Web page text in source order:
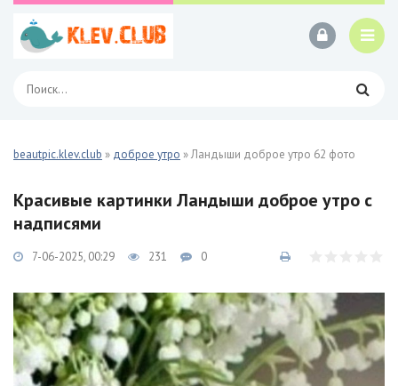
beautpic.klev.club » доброе утро » Ландыши доброе утро 62 фото
Красивые картинки Ландыши доброе утро с
надписями
7-06-2025, 00:29 231 0